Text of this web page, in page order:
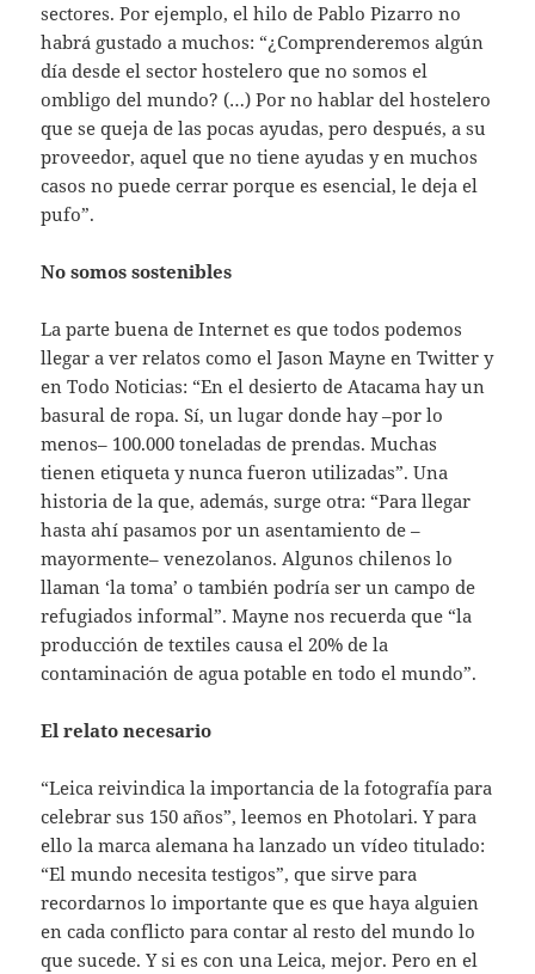
sectores. Por ejemplo, el hilo de Pablo Pizarro no
habrá gustado a muchos: “¿Comprenderemos algún
día desde el sector hostelero que no somos el
ombligo del mundo? (…) Por no hablar del hostelero
que se queja de las pocas ayudas, pero después, a su
proveedor, aquel que no tiene ayudas y en muchos
casos no puede cerrar porque es esencial, le deja el
pufo”.
No somos sostenibles
La parte buena de Internet es que todos podemos
llegar a ver relatos como el Jason Mayne en Twitter y
en Todo Noticias: “En el desierto de Atacama hay un
basural de ropa. Sí, un lugar donde hay –por lo
menos– 100.000 toneladas de prendas. Muchas
tienen etiqueta y nunca fueron utilizadas”. Una
historia de la que, además, surge otra: “Para llegar
hasta ahí pasamos por un asentamiento de –
mayormente– venezolanos. Algunos chilenos lo
llaman ‘la toma’ o también podría ser un campo de
refugiados informal”. Mayne nos recuerda que “la
producción de textiles causa el 20% de la
contaminación de agua potable en todo el mundo”.
El relato necesario
“Leica reivindica la importancia de la fotografía para
celebrar sus 150 años”, leemos en Photolari. Y para
ello la marca alemana ha lanzado un vídeo titulado:
“El mundo necesita testigos”, que sirve para
recordarnos lo importante que es que haya alguien
en cada conflicto para contar al resto del mundo lo
que sucede. Y si es con una Leica, mejor. Pero en el